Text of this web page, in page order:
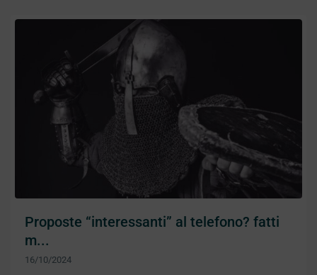
Proposte “interessanti” al telefono? fatti
m...
16/10/2024